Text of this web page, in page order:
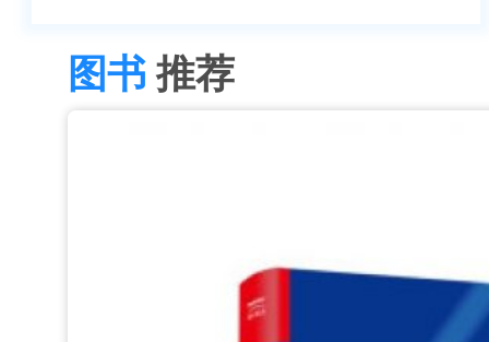
图书推荐